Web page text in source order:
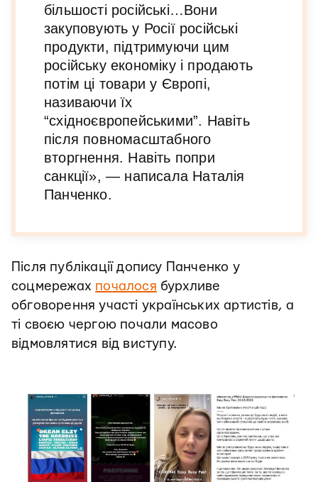
більшості російські…Вони
закуповують у Росії російські
продукти, підтримуючи цим
російську економіку і продають
потім ці товари у Європі,
називаючи їх
“східноєвропейськими”. Навіть
після повномасштабного
вторгнення. Навіть попри
санкції», — написала Наталія
Панченко.
Після публікації допису Панченко у
соцмережах почалося бурхливе
обговорення участі українських артистів, а
ті своєю чергою почали масово
відмовлятися від виступу.